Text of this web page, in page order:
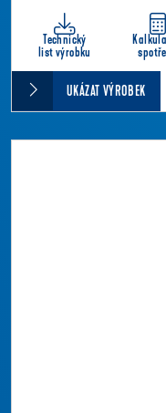
Technický
list výrobku
UKÁZAT VÝROBEK